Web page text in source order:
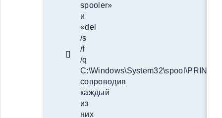
spooler»
и
«del
/s
/f
/q
сопроводив
каждый
из
них